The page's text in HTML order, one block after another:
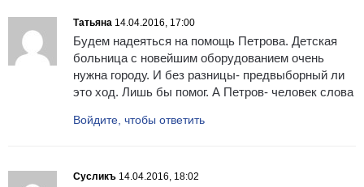
Татьяна 14.04.2016, 17:00
Будем надеяться на помощь Петрова. Детская
больница с новейшим оборудованием очень
нужна городу. И без разницы- предвыборный ли
это ход. Лишь бы помог. А Петров- человек слова
Войдите, чтобы ответить
Сусликъ 14.04.2016, 18:02